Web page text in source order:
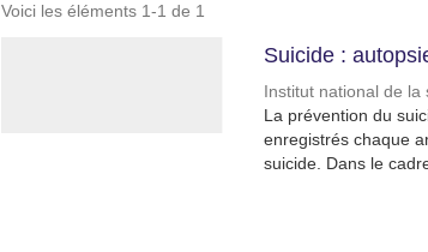
Voici les éléments 1-1 de 1
Suicide :
Institut national de
La prévention du
enregistrés chaque
suicide. Dans le